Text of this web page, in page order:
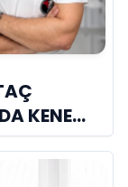
KENE
BU AYDA